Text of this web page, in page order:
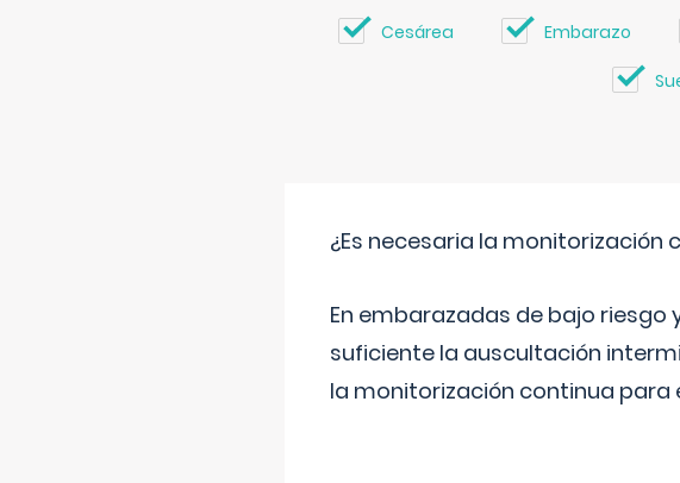
Cesárea Embarazo
¿Es necesaria la monitorización
En embarazadas de bajo
suficiente la auscultación
la monitorización continua para